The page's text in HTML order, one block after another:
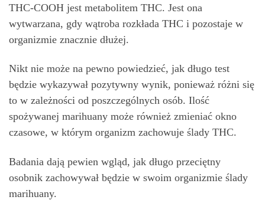
THC-COOH jest metabolitem THC. Jest ona
wytwarzana, gdy wątroba rozkłada THC i pozostaje w
organizmie znacznie dłużej.
Nikt nie może na pewno powiedzieć, jak długo test
będzie wykazywał pozytywny wynik, ponieważ różni się
to w zależności od poszczególnych osób. Ilość
spożywanej marihuany może również zmieniać okno
czasowe, w którym organizm zachowuje ślady THC.
Badania dają pewien wgląd, jak długo przeciętny
osobnik zachowywał będzie w swoim organizmie ślady
marihuany.